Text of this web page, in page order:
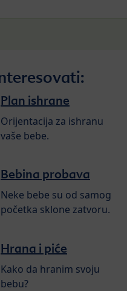
Plan ishrane
Orijentacija za ishranu
vaše bebe.
Bebina probava
Neke bebe su od samog
početka sklone zatvoru.
Hrana i piće
Kako da hranim svoju
bebu?